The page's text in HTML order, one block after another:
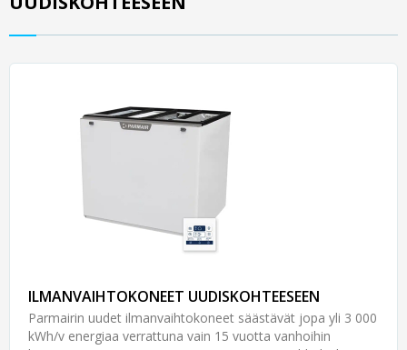
ILMANVAIHTOKONEET UUDISKOHTEESEEN
Parmairin uudet ilmanvaihtokoneet säästävät jopa yli 3 000
kWh/v energiaa verrattuna vain 15 vuotta vanhoihin